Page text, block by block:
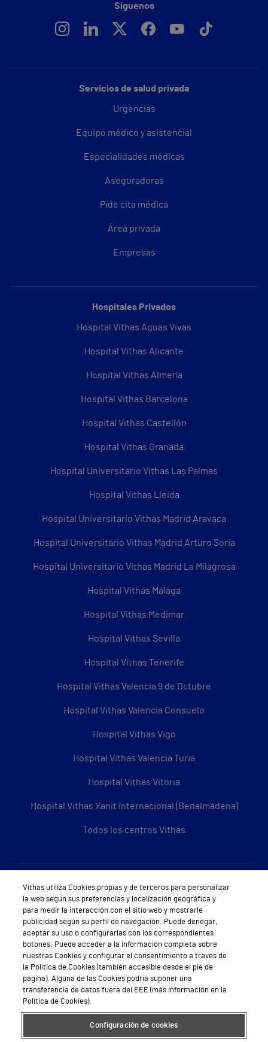
Servicios de salud privada
Urgencias
Equipo médico y asistencial
Especialidades médicas
Aseguradoras
Pide cita médica
Área privada
Empresas
Hospitales Privados
Hospital Vithas Aguas Vivas
Hospital Vithas Alicante
Hospital Vithas Almería
Hospital Vithas Barcelona
Hospital Vithas Castellón
Hospital Vithas Granada
Hospital Universitario Vithas Las Palmas
Hospital Vithas Lleida
Hospital Universitario Vithas Madrid Aravaca
Hospital Universitario Vithas Madrid Arturo Soria
Hospital Universitario Vithas Madrid La Milagrosa
Hospital Vithas Málaga
Hospital Vithas Medimar
Hospital Vithas Sevilla
Hospital Vithas Tenerife
Hospital Vithas Valencia 9 de Octubre
Hospital Vithas Valencia Consuelo
Hospital Vithas Vigo
Hospital Vithas Valencia Turia
Hospital Vithas Vitoria
Hospital Vithas Xanit Internacional (Benalmádena)
Todos los centros Vithas
Sobre Vithas
Quiénes somos
Trabajar en Vithas
Teléfono Cita Médica
Teléfono Atención al Cliente
Política de seguridad y salud en el trabajo
Conoce a Supervita
Síguenos
Vithas utiliza Cookies propias y de terceros para personalizar
la web según sus preferencias y localización geográfica y
para medir la interacción con el sitio web y mostrarle
publicidad según su perfil de navegación. Puede denegar,
aceptar su uso o configurarlas con los correspondientes
botones. Puede acceder a la información completa sobre
nuestras Cookies y configurar el consentimiento a través de
la Política de Cookies (también accesible desde el pie de
página). Alguna de las Cookies podría suponer una
transferencia de datos fuera del EEE (más información en la
Política de Cookies).
Configuración de cookies